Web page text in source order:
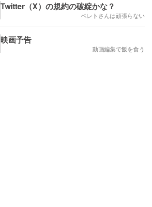
Twitter（X）の規約の破綻かな？
ベレトさんは頑張らない
映画予告
動画編集で飯を食う